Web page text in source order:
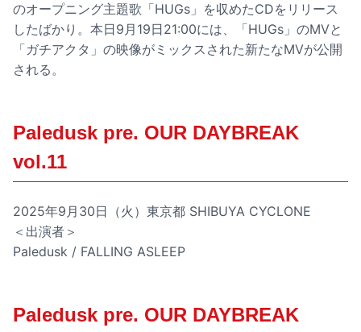
のオープニング主題歌「HUGs」を収めたCDをリリース
したばかり。本日9月19日21:00には、「HUGs」のMVと
「ガチアクタ」の映像がミックスされた新たなMVが公開
される。
Paledusk pre. OUR DAYBREAK
vol.11
2025年9月30日（火）東京都 SHIBUYA CYCLONE
＜出演者＞
Paledusk / FALLING ASLEEP
Paledusk pre. OUR DAYBREAK